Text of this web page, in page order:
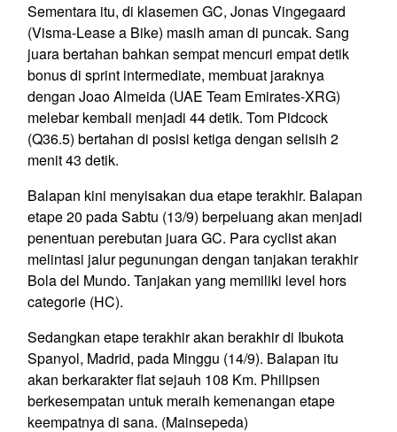
Sementara itu, di klasemen GC, Jonas Vingegaard
(Visma-Lease a Bike) masih aman di puncak. Sang
juara bertahan bahkan sempat mencuri empat detik
bonus di sprint intermediate, membuat jaraknya
dengan Joao Almeida (UAE Team Emirates-XRG)
melebar kembali menjadi 44 detik. Tom Pidcock
(Q36.5) bertahan di posisi ketiga dengan selisih 2
menit 43 detik.
Balapan kini menyisakan dua etape terakhir. Balapan
etape 20 pada Sabtu (13/9) berpeluang akan menjadi
penentuan perebutan juara GC. Para cyclist akan
melintasi jalur pegunungan dengan tanjakan terakhir
Bola del Mundo. Tanjakan yang memiliki level hors
categorie (HC).
Sedangkan etape terakhir akan berakhir di Ibukota
Spanyol, Madrid, pada Minggu (14/9). Balapan itu
akan berkarakter flat sejauh 108 Km. Philipsen
berkesempatan untuk meraih kemenangan etape
keempatnya di sana. (Mainsepeda)